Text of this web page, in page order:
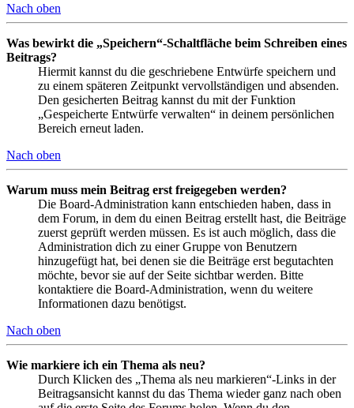
Nach oben
Was bewirkt die „Speichern“-Schaltfläche beim Schreiben eines
Beitrags?
Hiermit kannst du die geschriebene Entwürfe speichern und
zu einem späteren Zeitpunkt vervollständigen und absenden.
Den gesicherten Beitrag kannst du mit der Funktion
„Gespeicherte Entwürfe verwalten“ in deinem persönlichen
Bereich erneut laden.
Nach oben
Warum muss mein Beitrag erst freigegeben werden?
Die Board-Administration kann entschieden haben, dass in
dem Forum, in dem du einen Beitrag erstellt hast, die Beiträge
zuerst geprüft werden müssen. Es ist auch möglich, dass die
Administration dich zu einer Gruppe von Benutzern
hinzugefügt hat, bei denen sie die Beiträge erst begutachten
möchte, bevor sie auf der Seite sichtbar werden. Bitte
kontaktiere die Board-Administration, wenn du weitere
Informationen dazu benötigst.
Nach oben
Wie markiere ich ein Thema als neu?
Durch Klicken des „Thema als neu markieren“-Links in der
Beitragsansicht kannst du das Thema wieder ganz nach oben